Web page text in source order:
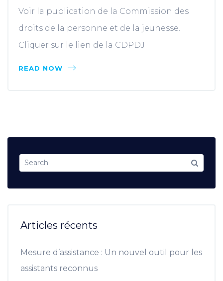
Voir la publication de la Commission des
droits de la personne et de la jeunesse.
Cliquer sur le lien de la CDPDJ
READ NOW
Articles récents
Mesure d’assistance : Un nouvel outil pour les
assistants reconnus